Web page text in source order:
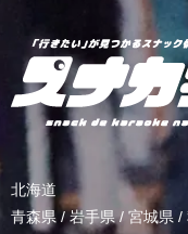
北海道
青森県 / 岩手県/ 宮城県 /